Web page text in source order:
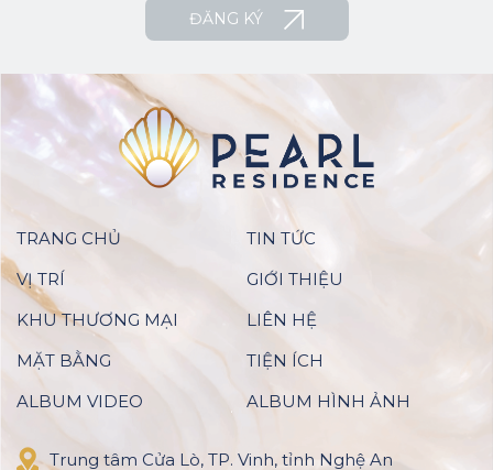
ĐĂNG KÝ
TRANG CHỦ
TIN TỨC
VỊ TRÍ
GIỚI THIỆU
KHU THƯƠNG MẠI
LIÊN HỆ
MẶT BẰNG
TIỆN ÍCH
ALBUM VIDEO
ALBUM HÌNH ẢNH
Trung tâm Cửa Lò, TP. Vinh, tỉnh Nghệ An